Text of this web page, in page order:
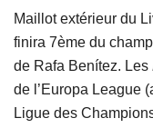
Maillot extérieur du
finira 7ème du
de Rafa Benítez. Les
de l’Europa League
Ligue des